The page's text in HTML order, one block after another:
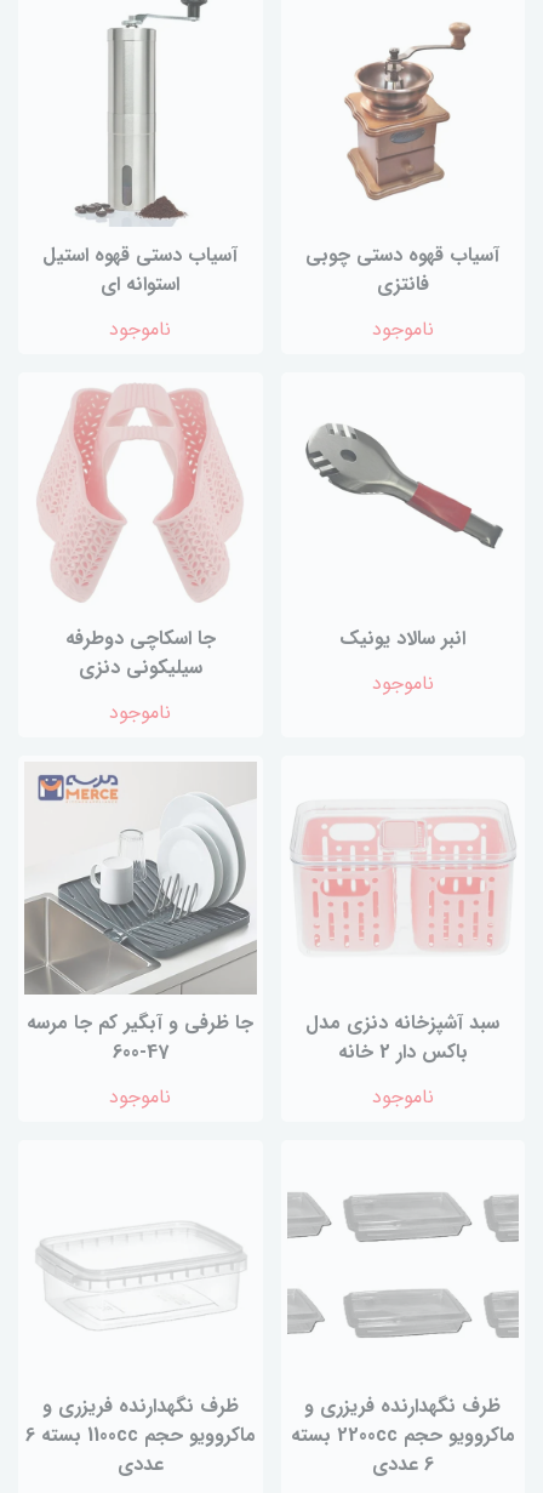
آسیاب قهوه دستی چوبی
فانتزی
ناموجود
آسیاب دستی قهوه استیل
استوانه ای
ناموجود
انبر سالاد یونیک
ناموجود
جا اسکاچی دوطرفه
سیلیکونی دنزی
ناموجود
سبد آشپزخانه دنزی مدل
باکس دار 2 خانه
ناموجود
جا ظرفی و آبگیر کم جا مرسه
47-600
ناموجود
ظرف نگهدارنده فریزری و
ماکروویو حجم 2200cc بسته
6 عددی
ظرف نگهدارنده فریزری و
ماکروویو حجم 1100cc بسته 6
عددی